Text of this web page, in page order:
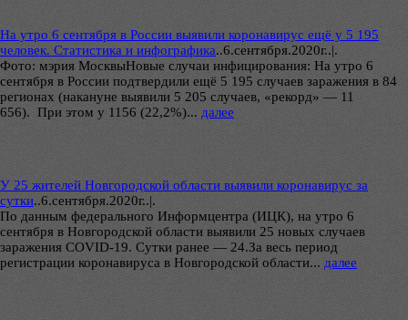
На утро 6 сентября в России выявили коронавирус ещё у 5 195
человек. Статистика и инфографика..6.сентября.2020г..|.
Фото: мэрия МосквыНовые случаи инфицирования: На утро 6
сентября в России подтвердили ещё 5 195 случаев заражения в 84
регионах (накануне выявили 5 205 случаев, «рекорд» — 11
656). При этом у 1156 (22,2%)... далее
У 25 жителей Новгородской области выявили коронавирус за
сутки..6.сентября.2020г..|.
По данным федерального Информцентра (ИЦК), на утро 6
сентября в Новгородской области выявили 25 новых случаев
заражения COVID-19. Сутки ранее — 24.За весь период
регистрации коронавируса в Новгородской области... далее